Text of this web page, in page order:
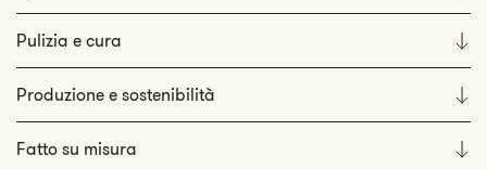
Pulizia e cura
Produzione e sostenibilità
Fatto su misura